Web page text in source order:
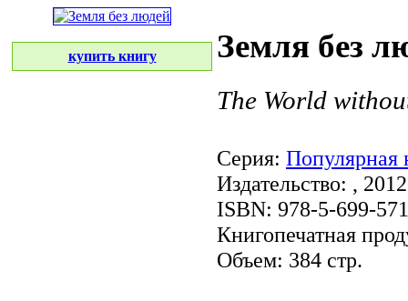
купить книгу Земля без
The World
Серия: Популярная
Издательство: ,
ISBN: 978-5-699-
Книгопечатная
Объем: 384 стр.